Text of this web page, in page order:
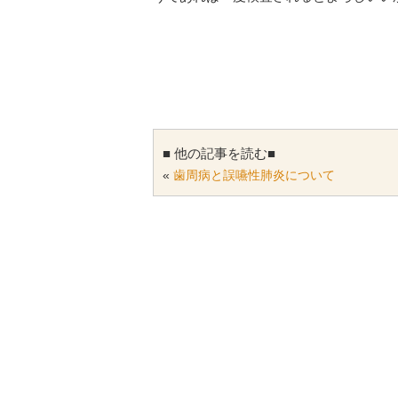
■ 他の記事を読む■
« 歯周病と誤嚥性肺炎について